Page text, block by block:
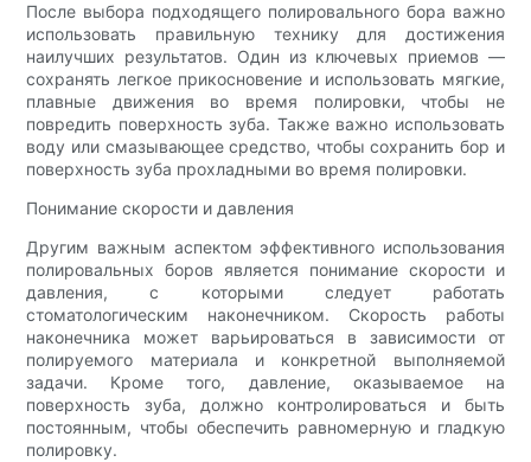
После выбора подходящего полировального бора важно
использовать правильную технику для достижения
наилучших результатов. Один из ключевых приемов —
сохранять легкое прикосновение и использовать мягкие,
плавные движения во время полировки, чтобы не
повредить поверхность зуба. Также важно использовать
воду или смазывающее средство, чтобы сохранить бор и
поверхность зуба прохладными во время полировки.
Понимание скорости и давления
Другим важным аспектом эффективного использования
полировальных боров является понимание скорости и
давления, с которыми следует работать
стоматологическим наконечником. Скорость работы
наконечника может варьироваться в зависимости от
полируемого материала и конкретной выполняемой
задачи. Кроме того, давление, оказываемое на
поверхность зуба, должно контролироваться и быть
постоянным, чтобы обеспечить равномерную и гладкую
полировку.